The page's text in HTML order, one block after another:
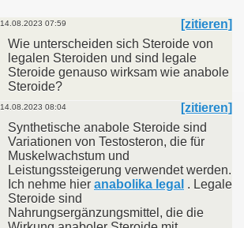
14.08.2023 07:59
[zitieren]
Wie unterscheiden sich Steroide von
legalen Steroiden und sind legale
Steroide genauso wirksam wie anabole
Steroide?
14.08.2023 08:04
[zitieren]
Synthetische anabole Steroide sind
Variationen von Testosteron, die für
Muskelwachstum und
Leistungssteigerung verwendet werden.
Ich nehme hier anabolika legal . Legale
Steroide sind
Nahrungsergänzungsmittel, die die